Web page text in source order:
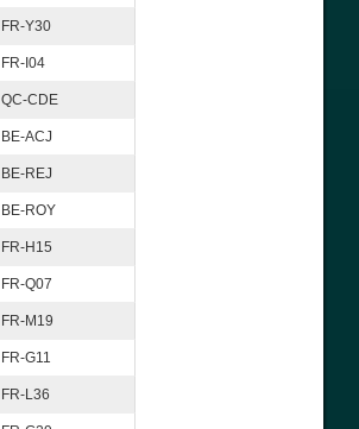
FR-Y30
FR-I04
QC-CDE
BE-ACJ
BE-REJ
BE-ROY
FR-H15
FR-Q07
FR-M19
FR-G11
FR-L36